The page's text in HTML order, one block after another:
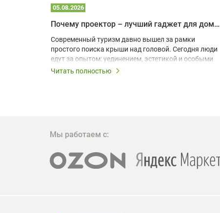
05.08.2026
Почему проектор – лучший гаджет для домика в глэмпинге
Современный туризм давно вышел за рамки
простого поиска крыши над головой. Сегодня люди
едут за опытом: уединением, эстетикой и особыми
ощущениями. Владельцы A-frame домов,
эффективных и бюджетных способов стать
проектора.
Читать полностью
Мы работаем с: